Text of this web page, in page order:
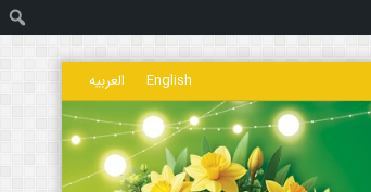
English العربیه